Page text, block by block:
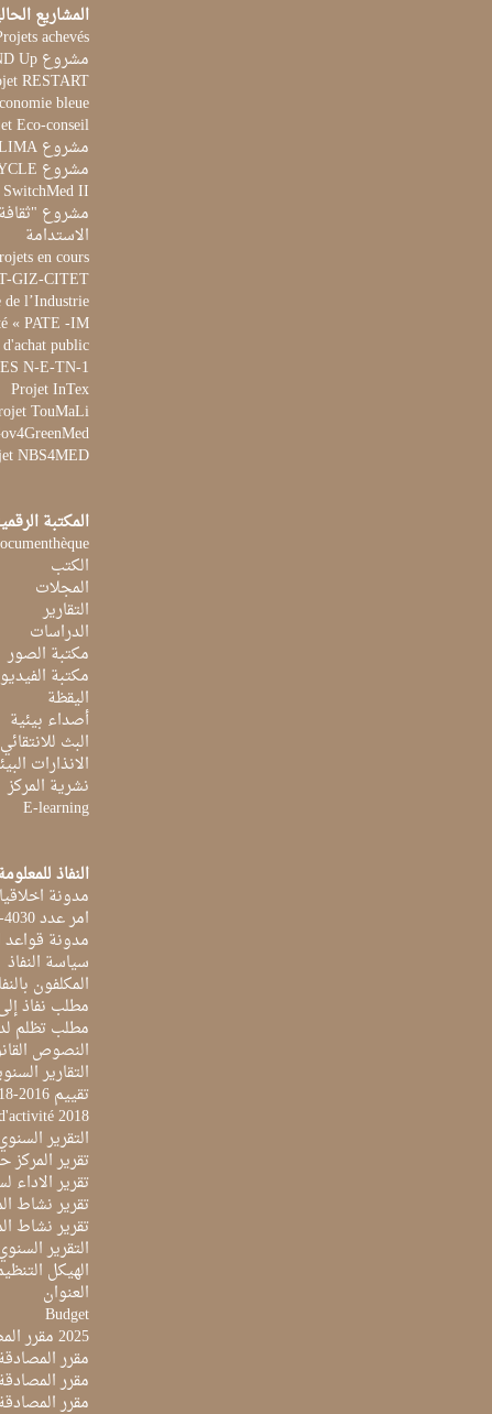
المشاريع
achevés
مشروع STAND Up
RESTART
bleue
Eco-conseil
مشروع CLIMA
مشروع AQUACYCLE
II
مشروع
الاستدامة
en cours
GIZ-CITET
l’Industrie
PATE -IM »
public
N-E-TN-1
Projet InTex
TouMaLi
NBS4MED
المكتبة
الكتب
المجلات
التقارير
الدراسات
مكتبة الصور
مكتبة الفيديو
اليقظة
أصداء بيئية
البث
الانذارات
نشرية المركز
E-learning
النفاذ
مدونة
امر عدد 4030-2014 بتاريخ 03 اكتوبر 2014
مدونة قواعد
سياسة النفاذ
المكلفون
مطلب نفاذ
مطلب تظلم
النصوص
التقارير
تقييم 2016-2018
2018
التقرير السنوي
تقرير المركز
تقرير الاداء لسنة 2022 لمركز تونس الدولي
تقرير نشاط
تقرير نشاط
التقرير السنوي
الهيكل
العنوان
Budget
2025 مقرر المصادقة على ميزانية
مقرر المصادقة
مقرر المصادقة